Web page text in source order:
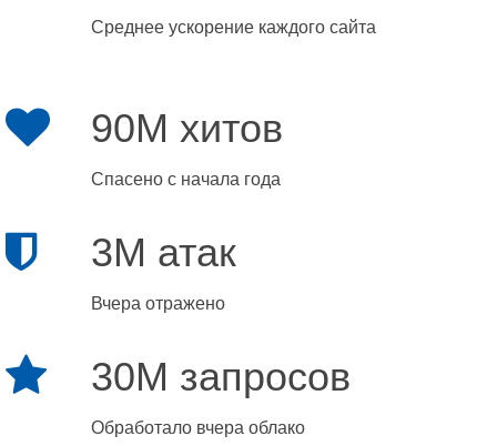
Среднее ускорение каждого сайта
90M хитов
Спасено с начала года
3M атак
Вчера отражено
30M запросов
Обработало вчера облако